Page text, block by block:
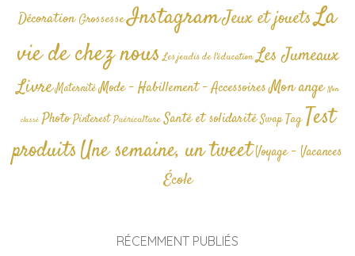
Décoration GrossesseInstagramJeux et jouetsLa
vie de chez nous Les jeudis de l'éducation Les Jumeaux
Livre Maternité Mode - Habillement - AccessoiresMon ange Non
classé Photo Pinterest Puériculture Santé et solidarité Swap TagTest
produitsUne semaine, un tweetVoyage - Vacances
École
RÉCEMMENT PUBLIÉS